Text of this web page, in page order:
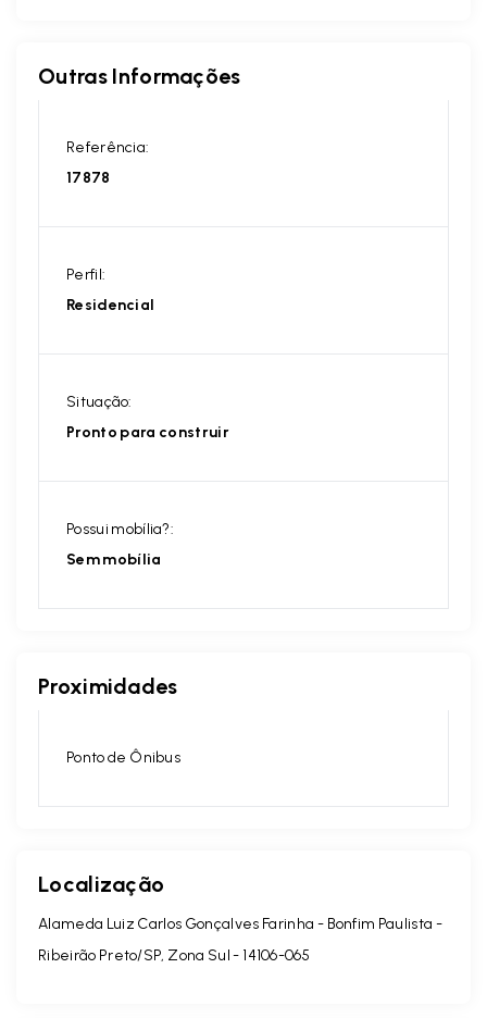
Outras Informações
Referência:
17878
Perfil:
Residencial
Situação:
Pronto para construir
Possui mobília?:
Sem mobília
Proximidades
Ponto de Ônibus
Localização
Alameda Luiz Carlos Gonçalves Farinha - Bonfim Paulista -
Ribeirão Preto/SP, Zona Sul - 14106-065